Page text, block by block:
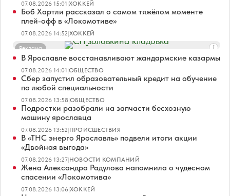
07.08.2026 15:01|ХОККЕЙ
Боб Хартли рассказал о самом тяжёлом моменте
плей-офф в «Локомотиве»
07.08.2026 14:52|ХОККЕЙ
Реклама
В Ярославле восстанавливают жандармские казармы
07.08.2026 14:01|ОБЩЕСТВО
Сбер запустил образовательный кредит на обучение
по любой специальности
07.08.2026 13:58|ОБЩЕСТВО
Подростки разобрали на запчасти бесхозную
машину ярославца
07.08.2026 13:52|ПРОИСШЕСТВИЯ
В «ТНС энерго Ярославль» подвели итоги акции
«Двойная выгода»
07.08.2026 13:27|НОВОСТИ КОМПАНИЙ
Жена Александра Радулова напомнила о чудесном
спасении «Локомотива»
07.08.2026 13:06|ХОККЕЙ